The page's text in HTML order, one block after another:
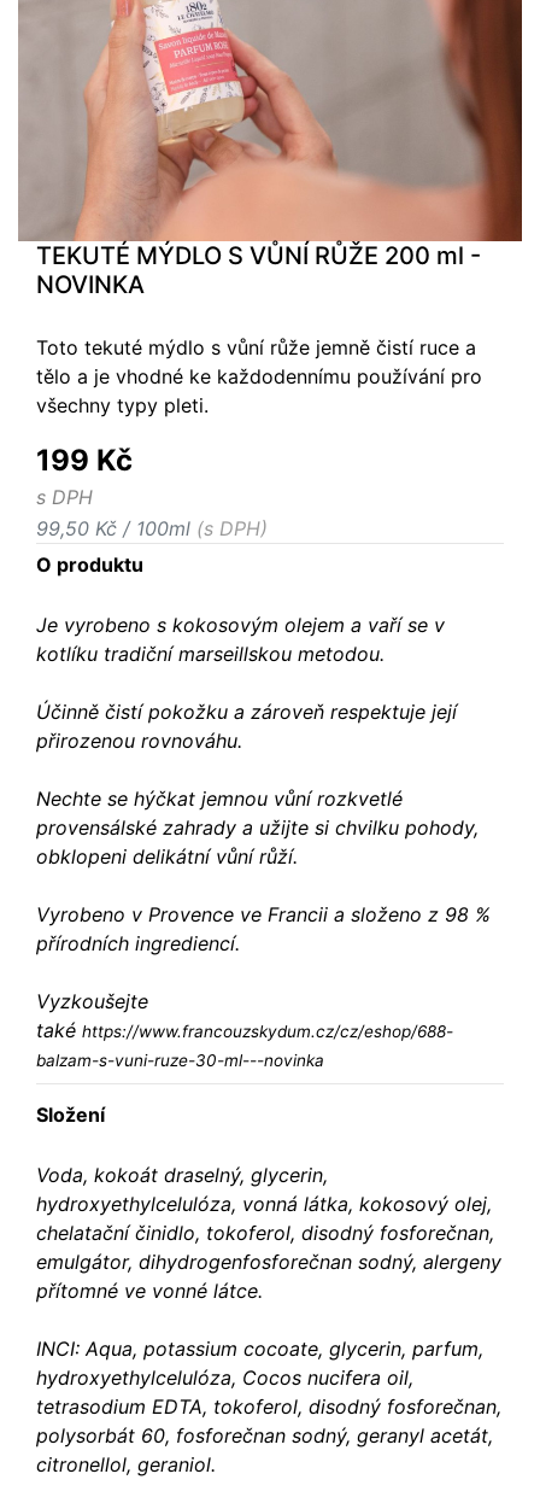
TEKUTÉ MÝDLO S VŮNÍ RŮŽE 200 ml -
NOVINKA
Toto tekuté mýdlo s vůní růže jemně čistí ruce a
tělo a je vhodné ke každodennímu používání pro
všechny typy pleti.
199 Kč
s DPH
99,50 Kč / 100ml (s DPH)
O produktu
Je vyrobeno s kokosovým olejem a vaří se v
kotlíku tradiční marseillskou metodou.
Účinně čistí pokožku a zároveň respektuje její
přirozenou rovnováhu.
Nechte se hýčkat jemnou vůní rozkvetlé
provensálské zahrady a užijte si chvilku pohody,
obklopeni delikátní vůní růží.
Vyrobeno v Provence ve Francii a složeno z 98 %
přírodních ingrediencí.
Vyzkoušejte
také https://www.francouzskydum.cz/cz/eshop/688-
balzam-s-vuni-ruze-30-ml---novinka
Složení
Voda, kokoát draselný, glycerin,
hydroxyethylcelulóza, vonná látka, kokosový olej,
chelatační činidlo, tokoferol, disodný fosforečnan,
emulgátor, dihydrogenfosforečnan sodný, alergeny
přítomné ve vonné látce.
INCI: Aqua, potassium cocoate, glycerin, parfum,
hydroxyethylcelulóza, Cocos nucifera oil,
tetrasodium EDTA, tokoferol, disodný fosforečnan,
polysorbát 60, fosforečnan sodný, geranyl acetát,
citronellol, geraniol.